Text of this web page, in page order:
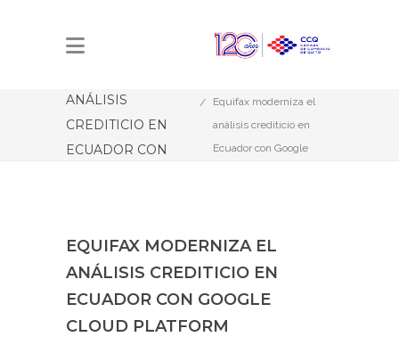
EQUIFAX
ANÁLISIS
CREDITICIO EN
ECUADOR CON
Equifax moderniza el
análisis crediticio en
Ecuador con Google
EQUIFAX MODERNIZA EL
ANÁLISIS CREDITICIO EN
ECUADOR CON GOOGLE
CLOUD PLATFORM